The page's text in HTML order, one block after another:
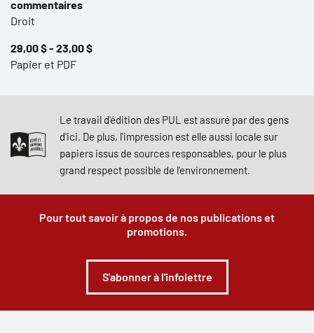
commentaires
Droit
29,00 $ - 23,00 $
Papier et PDF
Le travail d'édition des PUL est assuré par des gens
d'ici. De plus, l'impression est elle aussi locale sur
papiers issus de sources responsables, pour le plus
grand respect possible de l'environnement.
Pour tout savoir à propos de nos publications et
promotions.
S'abonner à l'infolettre